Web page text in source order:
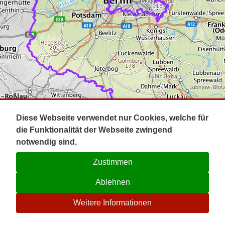
Impressum
Kontakt
☉
Diese Webseite verwendet nur Cookies, welche für
die Funktionalität der Webseite zwingend
notwendig sind.
Zustimmen
Ablehnen
Weitere Informationen